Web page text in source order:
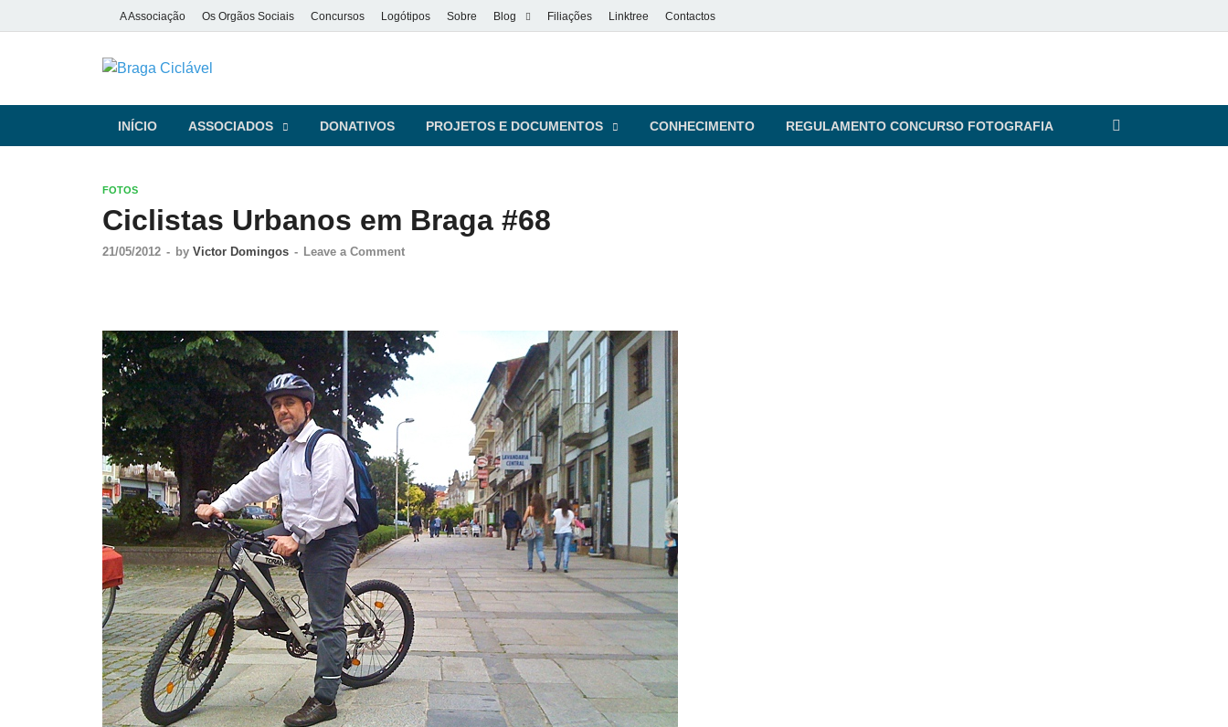
A Associação Os Orgãos Sociais Concursos Logótipos Sobre Blog Filiações Linktree Contactos
Braga Ciclável
INÍCIO ASSOCIADOS DONATIVOS PROJETOS E DOCUMENTOS CONHECIMENTO REGULAMENTO CONCURSO FOTOGRAFIA
FOTOS
Ciclistas Urbanos em Braga #68
21/05/2012 - by Victor Domingos - Leave a Comment